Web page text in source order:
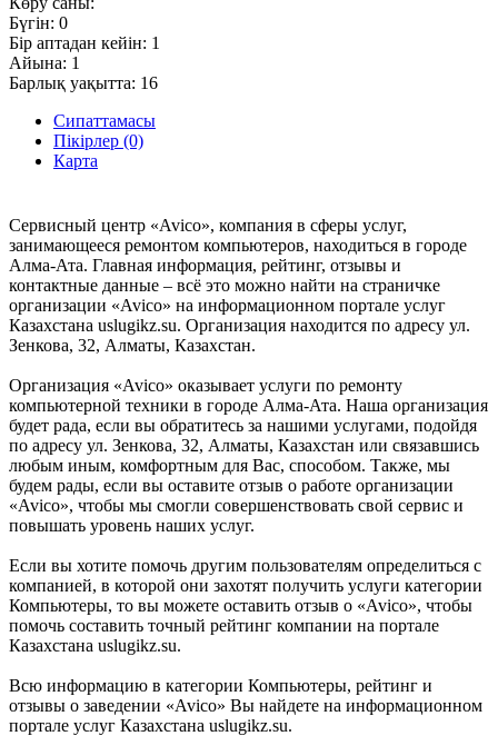
Бүгін: 0
Бір аптадан кейін: 1
Айына: 1
Барлық уақытта: 16
Сипаттамасы
Пікірлер (0)
Карта
Сервисный центр «Avico», компания в сферы услуг,
занимающееся ремонтом компьютеров, находиться в городе
Алма-Ата. Главная информация, рейтинг, отзывы и
контактные данные – всё это можно найти на страничке
организации «Avico» на информационном портале услуг
Казахстана uslugikz.su. Организация находится по адресу ул.
Зенкова, 32, Алматы, Казахстан.
Организация «Avico» оказывает услуги по ремонту
компьютерной техники в городе Алма-Ата. Наша организация
будет рада, если вы обратитесь за нашими услугами, подойдя
по адресу ул. Зенкова, 32, Алматы, Казахстан или связавшись
любым иным, комфортным для Вас, способом. Также, мы
будем рады, если вы оставите отзыв о работе организации
«Avico», чтобы мы смогли совершенствовать свой сервис и
повышать уровень наших услуг.
Если вы хотите помочь другим пользователям определиться с
компанией, в которой они захотят получить услуги категории
Компьютеры, то вы можете оставить отзыв о «Avico», чтобы
помочь составить точный рейтинг компании на портале
Казахстана uslugikz.su.
Всю информацию в категории Компьютеры, рейтинг и
отзывы о заведении «Avico» Вы найдете на информационном
портале услуг Казахстана uslugikz.su.